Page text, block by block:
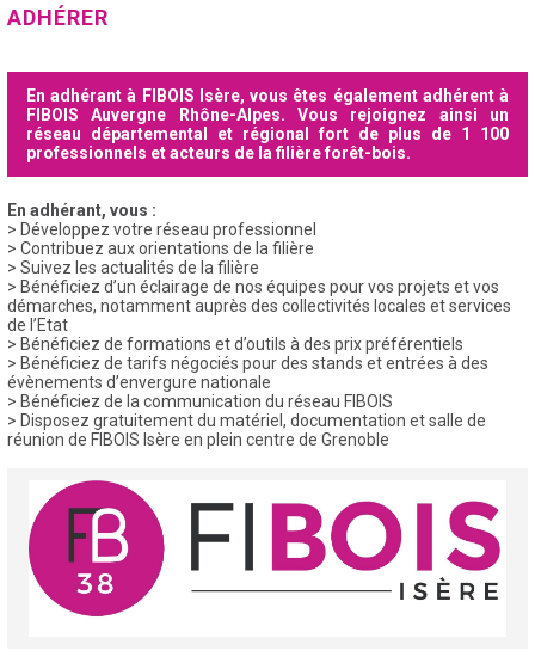
ADHÉRER
En adhérant à FIBOIS Isère, vous êtes également adhérent à
FIBOIS Auvergne Rhône-Alpes. Vous rejoignez ainsi un
réseau départemental et régional fort de plus de 1 100
professionnels et acteurs de la filière forêt-bois.
En adhérant, vous :
> Développez votre réseau professionnel
> Contribuez aux orientations de la filière
> Suivez les actualités de la filière
> Bénéficiez d’un éclairage de nos équipes pour vos projets et vos
démarches, notamment auprès des collectivités locales et services
de l’Etat
> Bénéficiez de formations et d’outils à des prix préférentiels
> Bénéficiez de tarifs négociés pour des stands et entrées à des
évènements d’envergure nationale
> Bénéficiez de la communication du réseau FIBOIS
> Disposez gratuitement du matériel, documentation et salle de
réunion de FIBOIS Isère en plein centre de Grenoble